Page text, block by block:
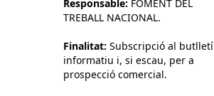
Responsable: FOMENT DEL
TREBALL NACIONAL.
Finalitat: Subscripció al butlletí
informatiu i, si escau, per a
prospecció comercial.